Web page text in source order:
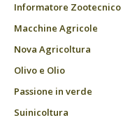
Informatore Zootecnico
Macchine Agricole
Nova Agricoltura
Olivo e Olio
Passione in verde
Suinicoltura